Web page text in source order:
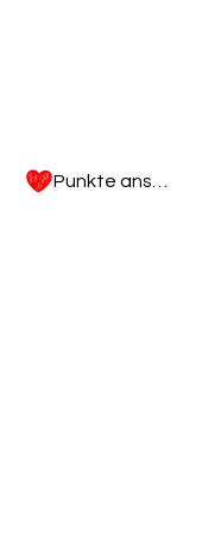
Punkte ansehen